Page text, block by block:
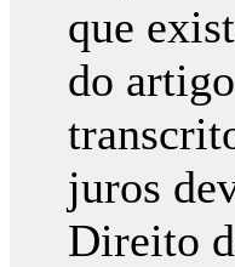
que
do
juros
Direito